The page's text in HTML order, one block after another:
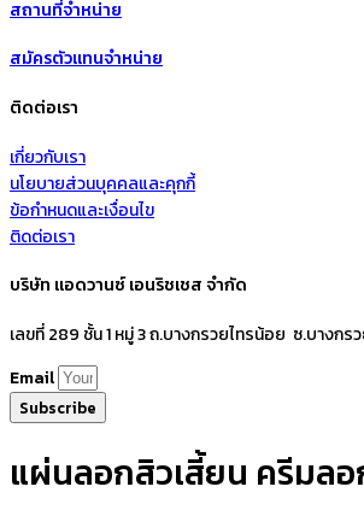
สถานที่จำหน่าย
สมัครตัวแทนจำหน่าย
ติดต่อเรา
เกี่ยวกับเรา
นโยบายส่วนบุคคลและคุกกี้
ข้อกำหนดและเงื่อนไข
ติดต่อเรา
บริษัท แอดวานซ์ เอนริชเชส จำกัด
เลขที่ 289 ชั้น 1 หมู่ 3 ถ.บางกรวยไทรน้อย ซ.บางก
Email
Subscribe
แผ่นลอกสิวเสี้ยน ครีมลอ